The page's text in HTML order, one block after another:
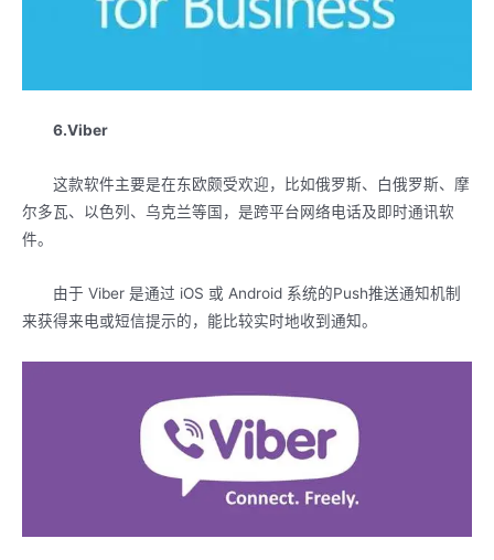
6.Viber
这款软件主要是在东欧颇受欢迎，比如俄罗斯、白俄罗斯、摩
尔多瓦、以色列、乌克兰等国，是跨平台网络电话及即时通讯软
件。
由于 Viber 是通过 iOS 或 Android 系统的Push推送通知机制
来获得来电或短信提示的，能比较实时地收到通知。